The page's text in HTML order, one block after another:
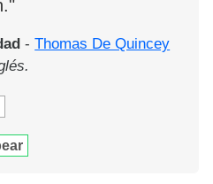
-Thomas De Quincey